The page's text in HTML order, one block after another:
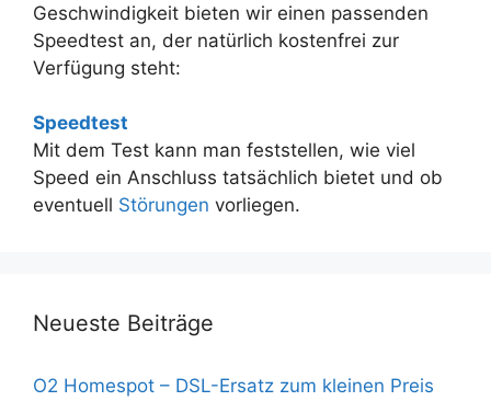
Geschwindigkeit bieten wir einen passenden
Speedtest an, der natürlich kostenfrei zur
Verfügung steht:
Speedtest
Mit dem Test kann man feststellen, wie viel
Speed ein Anschluss tatsächlich bietet und ob
eventuell Störungen vorliegen.
Neueste Beiträge
O2 Homespot – DSL-Ersatz zum kleinen Preis